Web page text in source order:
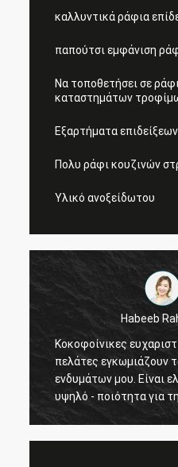
καλλυντικά ράφια
παπούτσι εμφάνιση
Να τοποθετήσει σε ράφι
καταστημάτων
Εξαρτήματα
Πολυ ράφι κουζινών
Υλικό ανοξείδωτου
Habeeb Rahman
ευχαριστιών. Πολλοί
το κατάστημα
Είναι ελκυστικό και πολύ
για την επεξεργασία
Αισθάνομαι ικανοποιημένος